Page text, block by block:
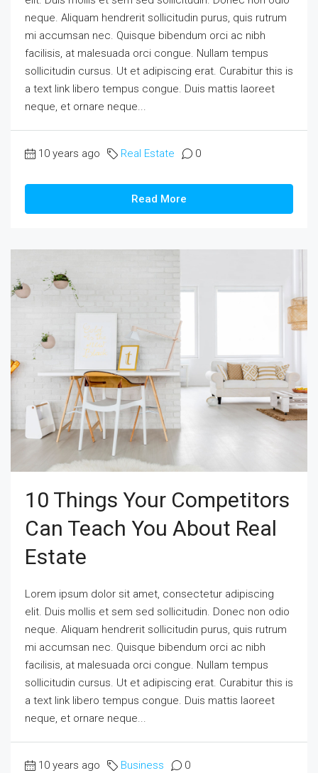
neque. Aliquam hendrerit sollicitudin purus, quis rutrum
mi accumsan nec. Quisque bibendum orci ac nibh
facilisis, at malesuada orci congue. Nullam tempus
sollicitudin cursus. Ut et adipiscing erat. Curabitur this is
a text link libero tempus congue. Duis mattis laoreet
neque, et ornare neque...
10 years ago Real Estate 0
Read More
10 Things Your Competitors
Can Teach You About Real
Estate
Lorem ipsum dolor sit amet, consectetur adipiscing
elit. Duis mollis et sem sed sollicitudin. Donec non odio
neque. Aliquam hendrerit sollicitudin purus, quis rutrum
mi accumsan nec. Quisque bibendum orci ac nibh
facilisis, at malesuada orci congue. Nullam tempus
sollicitudin cursus. Ut et adipiscing erat. Curabitur this is
a text link libero tempus congue. Duis mattis laoreet
neque, et ornare neque...
10 years ago Business 0